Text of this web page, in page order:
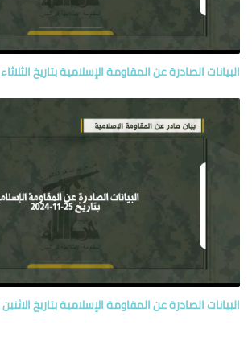
البيانات الصادرة عن المقاومة الإسلامية بتاريخ الثلاثاء 26-11-2024
البيانات الصادرة عن المقاومة الإسلامية بتاريخ الاثنين 25-11-2024